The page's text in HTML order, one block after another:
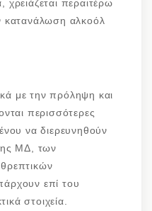
περαιτέρω
κατανάλωση αλκοόλ
με την πρόληψη και
περισσότερες
να διερευνηθούν
ΜΔ, των
επί του
στοιχεία.